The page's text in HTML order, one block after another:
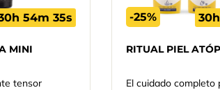
54m 34s
MINI
tensor
-25%
RITUAL PIEL
El cuidado completo